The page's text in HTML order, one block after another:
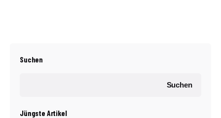
Suchen
Suchen
Jüngste Artikel